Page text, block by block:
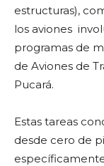
estructuras),
los aviones
programas de
de Aviones de
Pucará.
Estas tareas
desde cero de